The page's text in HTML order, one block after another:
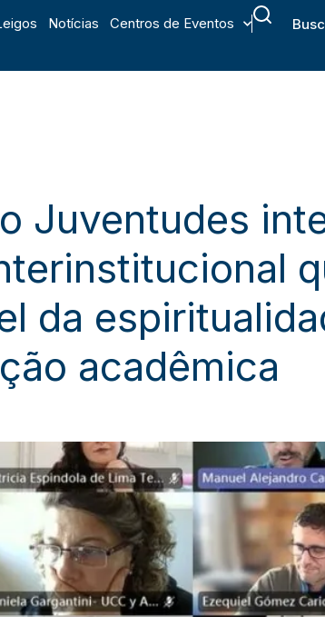
Notícias Centros de Eventos
Juventudes
da
acadêmica